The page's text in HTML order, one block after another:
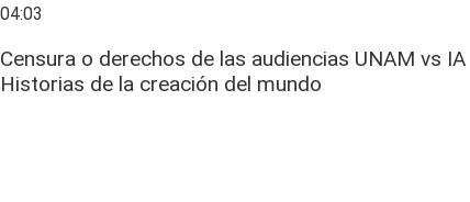
04:03
Censura o derechos de las audiencias UNAM vs IA
Historias de la creación del mundo